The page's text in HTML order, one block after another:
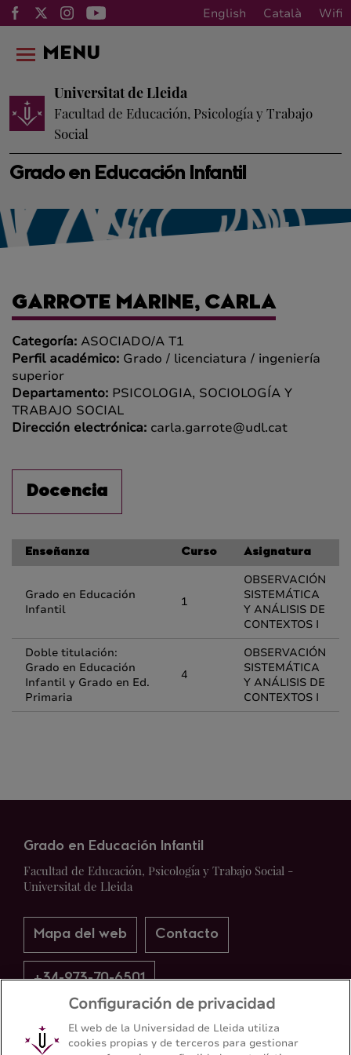
English Català Wifi
Grado en Educación Infantil
Universitat de Lleida
Facultad de Educación, Psicología y Trabajo
Social
MENU
GARROTE MARINE, CARLA
Categoría: ASOCIADO/A T1
Perfil académico: Grado / licenciatura / ingeniería
superior
Departamento: PSICOLOGIA, SOCIOLOGÍA Y
TRABAJO SOCIAL
Dirección electrónica: carla.garrote@udl.cat
Docencia
Enseñanza Curso Asignatura
Grado en Educación
Infantil
1
OBSERVACIÓN
SISTEMÁTICA
Y ANÁLISIS DE
CONTEXTOS I
Doble titulación:
Grado en Educación
Infantil y Grado en Ed.
Primaria
4
OBSERVACIÓN
SISTEMÁTICA
Y ANÁLISIS DE
CONTEXTOS I
Grado en Educación Infantil
Facultad de Educación, Psicología y Trabajo Social -
Universitat de Lleida
Mapa del web Contacto
+34-973-70-6501
Configuración de privacidad
El web de la Universidad de Lleida utiliza
cookies propias y de terceros para gestionar